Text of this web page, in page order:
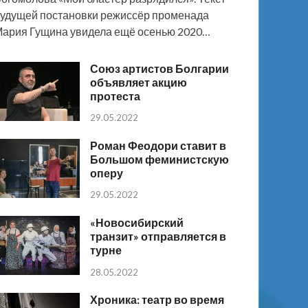
постановки режиссёр променада
Гущина увидела ещё осенью 2020…
Союз артистов Болгарии
объявляет акцию
протеста
29.05.2022
Роман Феодори ставит в
Большом феминистскую
оперу
29.05.2022
«Новосибирский
транзит» отправляется в
турне
28.05.2022
Хроника: театр во время